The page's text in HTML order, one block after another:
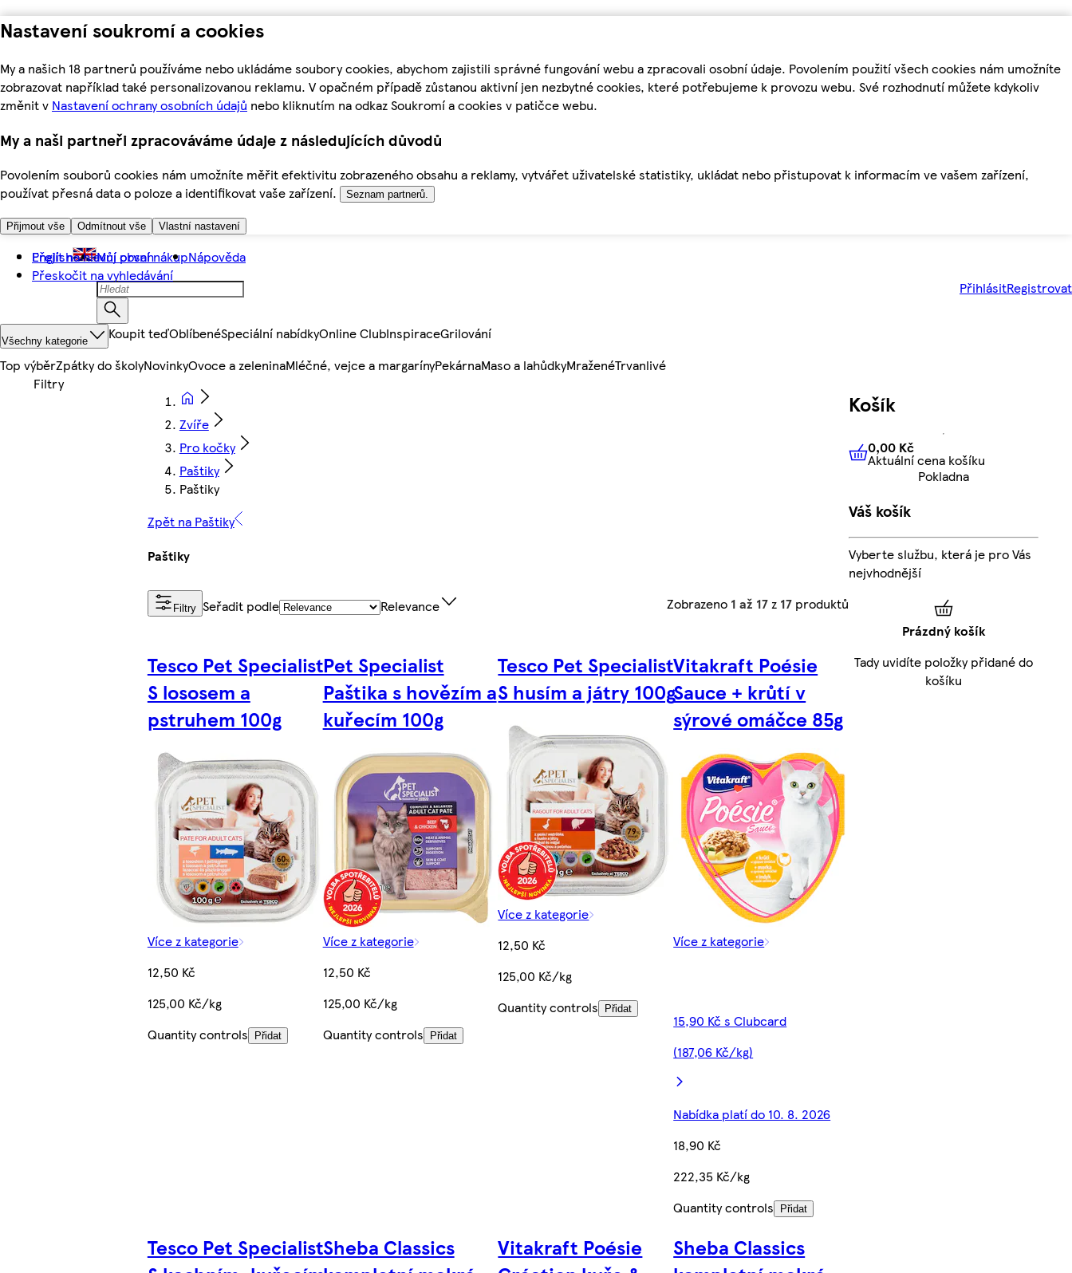
Nastavení soukromí a cookies
My a našich 18 partnerů používáme nebo ukládáme soubory cookies, abychom zajistili správné fungování webu a zpracovali osobní údaje. Povolením použití všech cookies nám umožníte
zobrazovat například také personalizovanou reklamu. V opačném případě zůstanou aktivní jen nezbytné cookies, které potřebujeme k provozu webu. Své rozhodnutí můžete kdykoliv
změnit v Nastavení ochrany osobních údajů nebo kliknutím na odkaz Soukromí a cookies v patičce webu.
My a naši partneři zpracováváme údaje z následujících důvodů
Povolením souborů cookies nám umožníte měřit efektivitu zobrazeného obsahu a reklamy, vytvářet uživatelské statistiky, ukládat nebo přistupovat k informacím ve vašem zařízení,
používat přesná data o poloze a identifikovat vaše zařízení.
Seznam partnerů.
Přijmout vše Odmítnout vše Vlastní nastavení
Přejít na hlavní obsah
Přeskočit na vyhledávání
English Můj první nákupNápověda
PřihlásitRegistrovat
Všechny kategorie Koupit teďOblíbenéSpeciální nabídkyOnline ClubInspiraceGrilování
Top výběrZpátky do školyNovinkyOvoce a zeleninaMléčné, vejce a margarínyPekárnaMaso a lahůdkyMraženéTrvanlivé
Zvíře
Pro kočky
Paštiky
Paštiky
Zpět na Paštiky
Paštiky
Filtry Seřadit podle Relevance Zobrazeno 1 až 17z 17 produktů
Tesco Pet Specialist
S lososem a
pstruhem 100g
Více z kategorie
12,50 Kč
125,00 Kč/kg
Quantity controls
Přidat
Pet Specialist
Paštika s hovězím a
kuřecím 100g
Více z kategorie
12,50 Kč
125,00 Kč/kg
Quantity controls
Přidat
Tesco Pet Specialist
S husím a játry 100g
Více z kategorie
12,50 Kč
125,00 Kč/kg
Quantity controls
Přidat
Vitakraft Poésie
Sauce + krůtí v
sýrové omáčce 85g
Více z kategorie
15,90 Kč s Clubcard
(187,06 Kč/kg)
Nabídka platí do 10. 8. 2026
18,90 Kč
222,35 Kč/kg
Quantity controls
Přidat
Tesco Pet SpecialistSheba Classics
Vitakraft Poésie
Sheba Classics
Košík
0,00 KčAktuální cena košíku
0,00 Kč
Aktuální cena košíku
Pokladna
Váš košík
Vyberte službu, která je pro Vás
nejvhodnější
Prázdný košík
Tady uvidíte položky přidané do
košíku